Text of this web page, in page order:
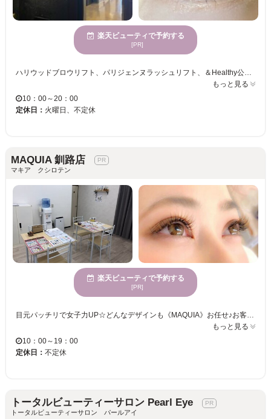
楽天ビューティで予約する
[PR]
ハリウッドブロウリフト、パリジェンヌラッシュリフト、＆Healthy公認サロンです。エクステは、グルー、毛質にこだわり、モチを考え高い技術力で、お客様の綺麗を叶えます♪ ナチュラルに盛れるまつ毛を得意としており、エクステは自まつ毛のようにつける事も可能です！ まつ毛が上り綺麗になると気分が上がりますね！お客様の綺麗になる自信を持てるお手伝いをしたいと思っています！ 人はいつでも綺麗になれます。 ひとりひとりにお似合いになる眉毛、まつ毛を丁寧にカウンセリングし、お悩み解決いたします。 年齢層は、10代〜60代と様々です。 お気軽にお問い合わせくださいませ。いつでもお待ちしております。 カラーエクステもございます。お気軽に一度ご相談くださいませ。 完全個室で、フルフラットベッドでお寛ぎください。 ※美容室の中にある為周りの声が多少気になる場合がございます。あらかじめご了承くださいませ。 ※お電話でのご予約誠にありがとうございます。施術中はお電話に出ることができません。出られない場合もございますので申し訳ございませんがよろしくお願いいたします。
もっと見る
10：00～20：00
定休日： 火曜日、不定休
MAQUIA 釧路店
マキア クシロテン
楽天ビューティで予約する
[PR]
目元パッチリで女子力UP☆どんなデザインも《MAQUIA》お任せ♪お客様のお仕事や普段の生活に合わせて、ナチュラルからボリュームUPまでプロがご提案致します！！エクステの種類が豊富＆高技術者の施術で満足度は◎“モチの良さ＆リーズナブルな価格”も自慢なので、『パッチリeye』がずっと続く★《MAQUIA》で輝く目元を手に入れてみませんか♪？
もっと見る
10：00～19：00
定休日： 不定休
トータルビューティーサロン Pearl Eye
トータルビューティーサロン パールアイ